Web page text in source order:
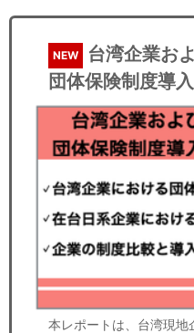
NEW
台湾企業お
団体保険制度導
本レポートは、台湾現